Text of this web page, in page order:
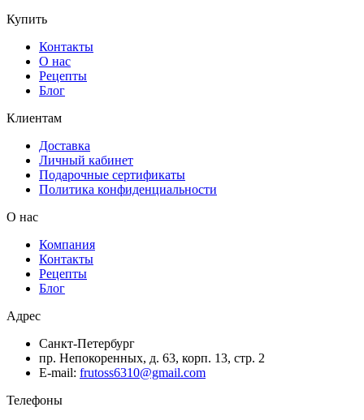
Купить
Контакты
О нас
Рецепты
Блог
Клиентам
Доставка
Личный кабинет
Подарочные сертификаты
Политика конфиденциальности
О нас
Компания
Контакты
Рецепты
Блог
Адрес
Санкт-Петербург
пр. Непокоренных, д. 63, корп. 13, стр. 2
E-mail: frutoss6310@gmail.com
Телефоны